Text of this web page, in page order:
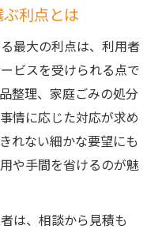
めのチェックポイ
活用事例を紹介
はどう選ぶべきか
イントに注目
で得られる安心とは
人対応の不用品回収
高める業者の特徴
利点とは
最大の利点は、利用者
ビスを受けられる点で
整理、家庭ごみの処分
情に応じた対応が求め
れない細かな要望にも
や手間を省けるのが魅
は、相談から見積も